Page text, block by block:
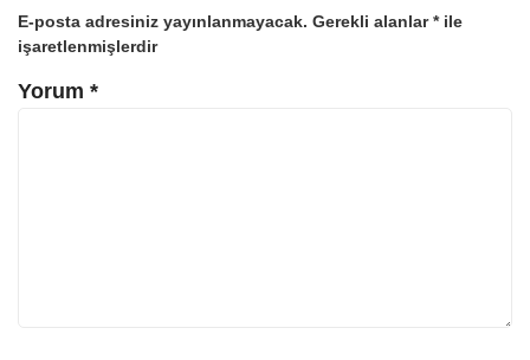
E-posta adresiniz yayınlanmayacak. Gerekli alanlar*ile
işaretlenmişlerdir
Yorum *